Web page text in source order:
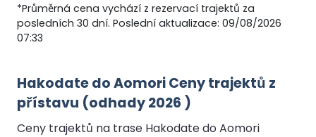
*Průměrná cena vychází z rezervací trajektů za
posledních 30 dní. Poslední aktualizace: 09/08/2026
07:33
Hakodate do Aomori Ceny trajektů z
přístavu (odhady 2026 )
Ceny trajektů na trase Hakodate do Aomori